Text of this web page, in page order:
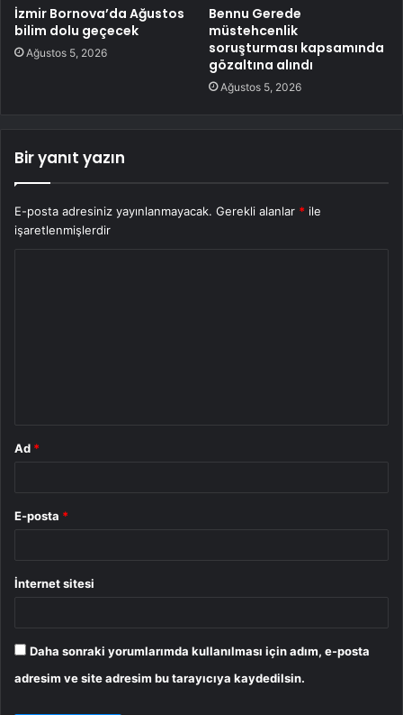
İzmir Bornova’da Ağustos
bilim dolu geçecek
Ağustos 5, 2026
Bennu Gerede
müstehcenlik
soruşturması kapsamında
gözaltına alındı
Ağustos 5, 2026
Bir yanıt yazın
E-posta adresiniz yayınlanmayacak. Gerekli alanlar * ile
işaretlenmişlerdir
Ad *
E-posta *
İnternet sitesi
Daha sonraki yorumlarımda kullanılması için adım, e-posta
adresim ve site adresim bu tarayıcıya kaydedilsin.